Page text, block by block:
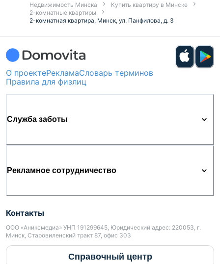
Недвижимость Минска
Купить квартиру в Минске
2-комнатные квартиры
2-комнатная квартира, Минск, ул. Панфилова, д. 3
О проектеРекламаСловарь терминов
Правила для физлиц
Служба заботы
Рекламное сотрудничество
Контакты
ООО «Аниксмедиа» УНП 191299645, Юридический адрес: 220053, г.
Минск, Старовиленский тракт 87, офис 303
Справочный центр